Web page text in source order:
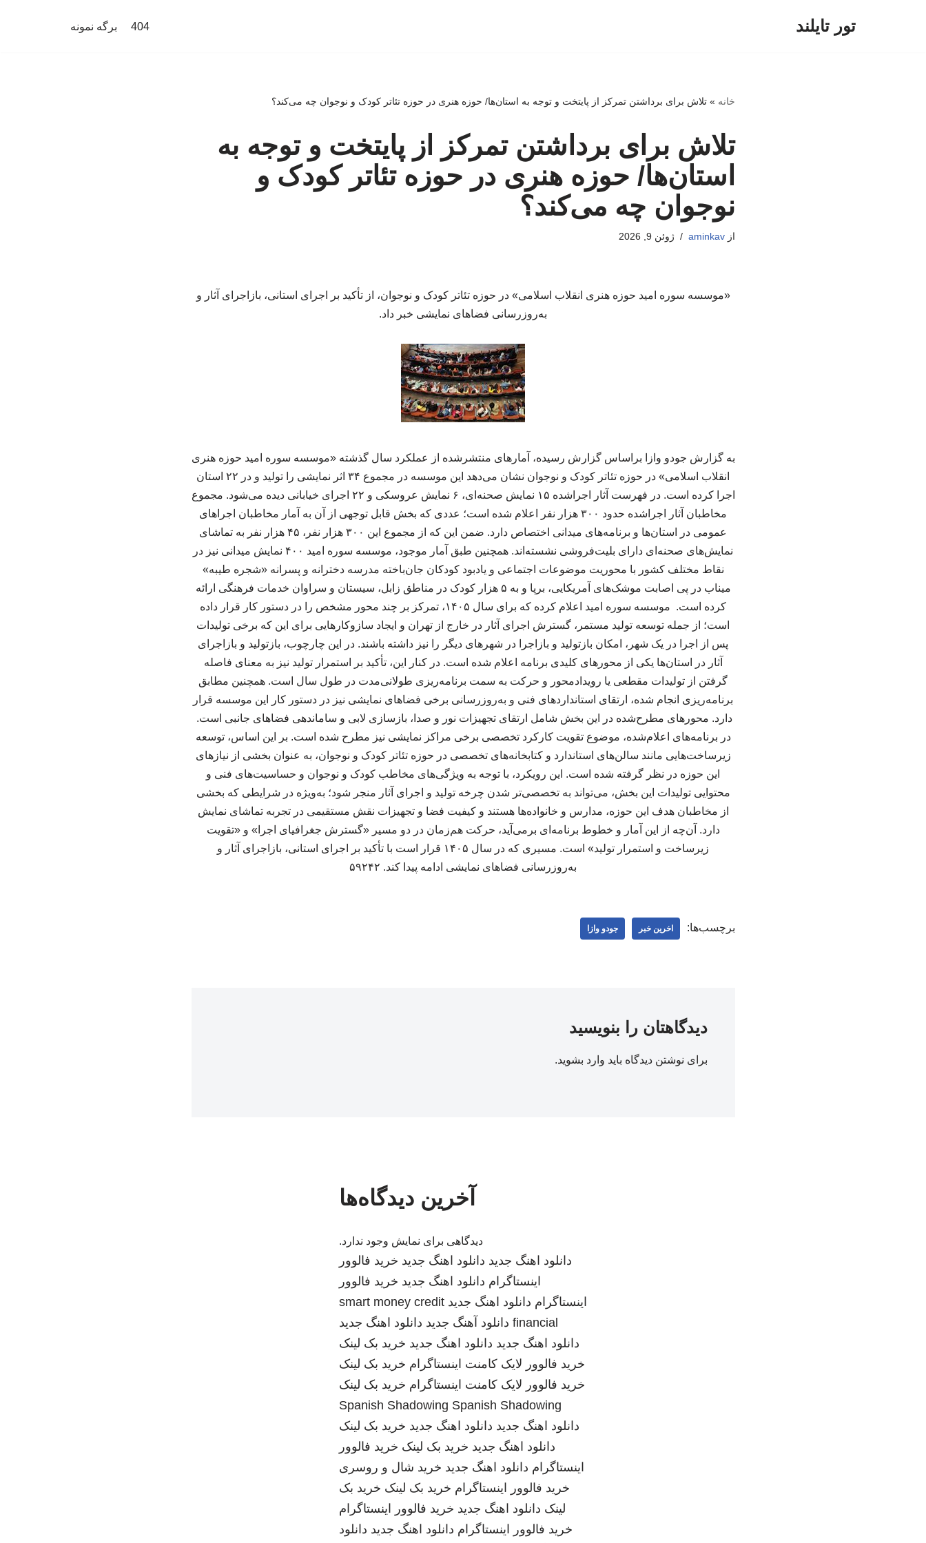
تور تایلند 404 برگه نمونه
خانه »تلاش برای برداشتن تمرکز از پایتخت و توجه به استان‌ها/ حوزه هنری در حوزه تئاتر کودک و نوجوان چه می‌کند؟
تلاش برای برداشتن تمرکز از پایتخت و توجه به
استان‌ها/ حوزه هنری در حوزه تئاتر کودک و
نوجوان چه می‌کند؟
ازaminkav ژوئن 9, 2026
«موسسه سوره امید حوزه هنری انقلاب اسلامی» در حوزه تئاتر کودک و نوجوان، از تأکید بر اجرای استانی، بازاجرای آثار و
به‌روزرسانی فضاهای نمایشی خبر داد.
به گزارش جودو وازا براساس گزارش رسیده، آمارهای منتشرشده از عملکرد سال گذشته «موسسه سوره امید حوزه هنری
انقلاب اسلامی» در حوزه تئاتر کودک و نوجوان نشان می‌دهد این موسسه در مجموع ۳۴ اثر نمایشی را تولید و در ۲۲ استان
اجرا کرده است. در فهرست آثار اجراشده ۱۵ نمایش صحنه‌ای، ۶ نمایش عروسکی و ۲۲ اجرای خیابانی دیده می‌شود. مجموع
مخاطبان آثار اجراشده حدود ۳۰۰ هزار نفر اعلام شده است؛ عددی که بخش قابل توجهی از آن به آمار مخاطبان اجراهای
عمومی در استان‌ها و برنامه‌های میدانی اختصاص دارد. ضمن این که از مجموع این ۳۰۰ هزار نفر، ۴۵ هزار نفر به تماشای
نمایش‌های صحنه‌ای دارای بلیت‌فروشی نشسته‌اند. همچنین طبق آمار موجود، موسسه سوره امید ۴۰۰ نمایش میدانی نیز در
نقاط مختلف کشور با محوریت موضوعات اجتماعی و یادبود کودکان جان‌باخته مدرسه دخترانه و پسرانه «شجره طیبه»
میناب در پی اصابت موشک‌های آمریکایی، برپا و به ۵ هزار کودک در مناطق زابل، سیستان و سراوان خدمات فرهنگی ارائه
کرده است. موسسه سوره امید اعلام کرده که برای سال ۱۴۰۵، تمرکز بر چند محور مشخص را در دستور کار قرار داده
است؛ از جمله توسعه تولید مستمر، گسترش اجرای آثار در خارج از تهران و ایجاد سازوکارهایی برای این که برخی تولیدات
پس از اجرا در یک شهر، امکان بازتولید و بازاجرا در شهرهای دیگر را نیز داشته باشند. در این چارچوب، بازتولید و بازاجرای
آثار در استان‌ها یکی از محورهای کلیدی برنامه اعلام‌ شده است. در کنار این، تأکید بر استمرار تولید نیز به معنای فاصله
گرفتن از تولیدات مقطعی یا رویدادمحور و حرکت به سمت برنامه‌ریزی طولانی‌مدت در طول سال است. همچنین مطابق
برنامه‌ریزی انجام شده، ارتقای استانداردهای فنی و به‌روزرسانی برخی فضاهای نمایشی نیز در دستور کار این موسسه قرار
دارد. محورهای مطرح‌شده در این بخش شامل ارتقای تجهیزات نور و صدا، بازسازی لابی و ساماندهی فضاهای جانبی است.
در برنامه‌های اعلام‌شده، موضوع تقویت کارکرد تخصصی برخی مراکز نمایشی نیز مطرح شده است. بر این اساس، توسعه
زیرساخت‌هایی مانند سالن‌های استاندارد و کتابخانه‌های تخصصی در حوزه تئاتر کودک و نوجوان، به عنوان بخشی از نیازهای
این حوزه در نظر گرفته شده است. این رویکرد، با توجه به ویژگی‌های مخاطب کودک و نوجوان و حساسیت‌های فنی و
محتوایی تولیدات این بخش، می‌تواند به تخصصی‌تر شدن چرخه تولید و اجرای آثار منجر شود؛ به‌ویژه در شرایطی که بخشی
از مخاطبان هدف این حوزه، مدارس و خانواده‌ها هستند و کیفیت فضا و تجهیزات نقش مستقیمی در تجربه تماشای نمایش
دارد. آن‌چه از این آمار و خطوط برنامه‌ای برمی‌آید، حرکت هم‌زمان در دو مسیر «گسترش جغرافیای اجرا» و «تقویت
زیرساخت و استمرار تولید» است. مسیری که در سال ۱۴۰۵ قرار است با تأکید بر اجرای استانی، بازاجرای آثار و
به‌روزرسانی فضاهای نمایشی ادامه پیدا کند. ۵۹۲۴۲
برچسب‌ها: اخرین خبر جودو وازا
دیدگاهتان را بنویسید
برای نوشتن دیدگاه باید وارد بشوید.
آخرین دیدگاه‌ها
دیدگاهی برای نمایش وجود ندارد.
دانلود اهنگ جدید دانلود اهنگ جدید خرید فالوور
اینستاگرام دانلود اهنگ جدید خرید فالوور
اینستاگرام دانلود اهنگ جدید smart money credit
financial دانلود آهنگ جدید دانلود اهنگ جدید
دانلود اهنگ جدید دانلود اهنگ جدید خرید بک لینک
خرید فالوور لایک کامنت اینستاگرام خرید بک لینک
خرید فالوور لایک کامنت اینستاگرام خرید بک لینک
Spanish Shadowing Spanish Shadowing
دانلود اهنگ جدید دانلود اهنگ جدید خرید بک لینک
دانلود اهنگ جدید خرید بک لینک خرید فالوور
اینستاگرام دانلود اهنگ جدید خرید شال و روسری
خرید فالوور اینستاگرام خرید بک لینک خرید بک
لینک دانلود اهنگ جدید خرید فالوور اینستاگرام
خرید فالوور اینستاگرام دانلود اهنگ جدید دانلود